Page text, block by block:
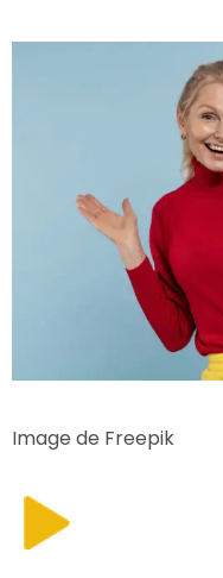
Image de Freepik